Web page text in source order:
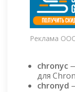
Реклама
chronyc
для
chronyd